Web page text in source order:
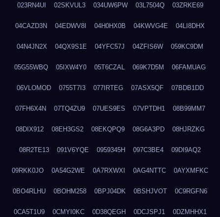
023RN4UI 02SKVUL3 034UW6PW 03L7504Q 03ZRKE69
04CAZD3N 04EDWV8I 04H0HX0B 04KWVG4E 04LI8DHX
04N4JN2X 04QX9S1E 04YFC57J 04ZFIS6W 059KC9DM
05G55WBQ 05IXW4Y0 05T6CZAL 069K7D5M 06FAMUAG
06VLOMOD 0755T7I3 077IRTEG 07ASX5QF 07BDB1DD
07FH6X4N 07TQ4ZU9 07UES9ES 07VPTDH1 08B99MM7
08DIX912 08EH3GS2 08EKQPQ9 08G6A3PD 08HJRZKG
08R2TE13 091V6YQE 0959345H 097C3BE4 09DI9AQ2
09RKK0JO 0A54G2WE 0A7RXWXI 0AG4NTTC 0AYXMFKC
0BO4RLHU 0BOHM258 0BPJ04DK 0BSHJVOT 0C9RGFN6
0CA5T1U9 0CMYI0KC 0D38QEGH 0DCJSPJ1 0DZMHHX1